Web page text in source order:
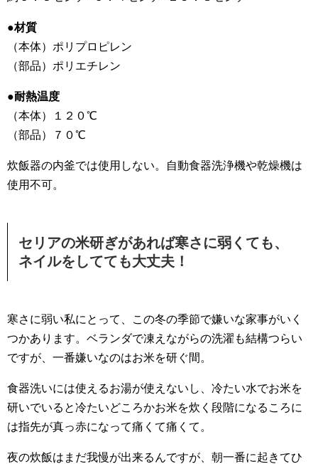
●材質
（本体）ポリプロピレン
（部品）ポリエチレン
●耐熱温度
（本体）１２０℃
（部品）７０℃
炊飯器の内釜では使用しない。自動食器洗浄機や乾燥機は
使用不可。
セリアの米研ぎがあれば寒さに弱くても、
ネイルをしてても大丈夫！
寒さに弱い私にとって、この冬の季節で嫌いな家事がいく
つかあります。ベランダで凍えながらの洗濯も結構つらい
ですが、一番嫌いなのはお米を研ぐ間。
食器洗いには使えるお湯が使えないし、冷たい水でお米を
研いでいると冷たいどころかお米を炊く段階になるころに
は指先が真っ赤になって痛くて痛くて。
夜の炊飯はまだ我慢が出来るんですが、朝一番に起きてひ